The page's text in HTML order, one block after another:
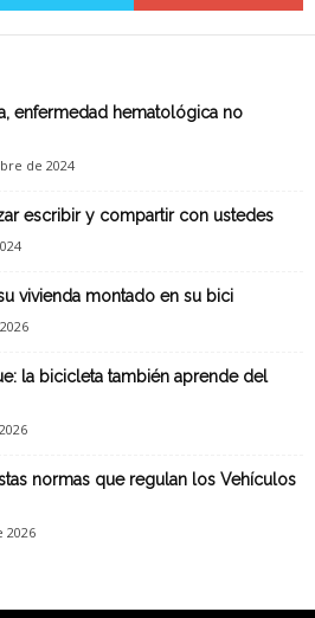
enfermedad hematológica no
de 2024
escribir y compartir con ustedes
vivienda montado en su bici
la bicicleta también aprende del
normas que regulan los Vehículos
2026